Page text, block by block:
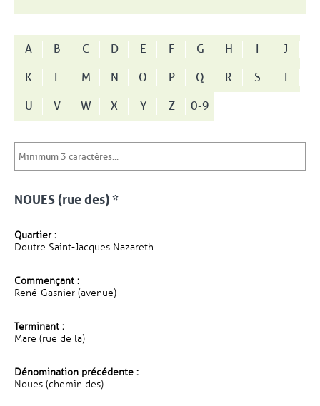
A B C D E F G H I
J
K
L M N O P Q R S
T
U
V W X Y Z 0-9
NOUES (rue des) *
Quartier :
Doutre Saint-Jacques Nazareth
Commençant :
René-Gasnier (avenue)
Terminant :
Mare (rue de la)
Dénomination précédente :
Noues (chemin des)